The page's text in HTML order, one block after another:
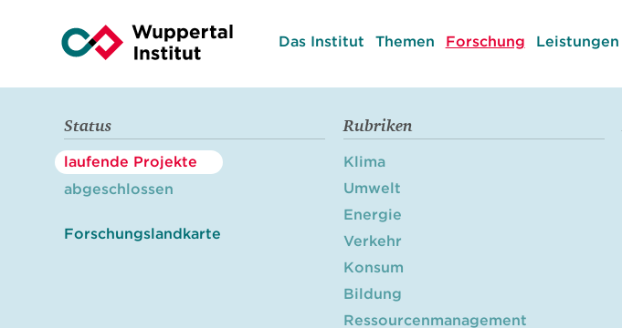
Das Institut Themen Forschung Leistungen
Status
laufende Projekte
abgeschlossen
Forschungslandkarte
Rubriken
Klima
Umwelt
Energie
Verkehr
Konsum
Bildung
Ressourcenmanagement